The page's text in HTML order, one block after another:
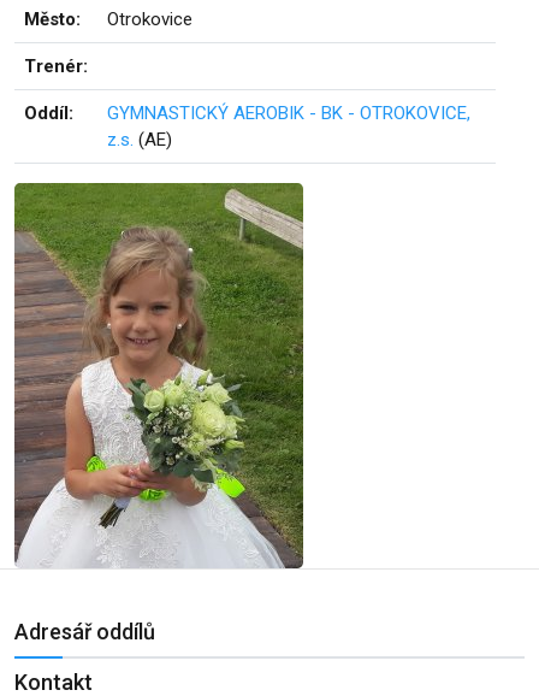
Město: Otrokovice
Trenér:
Oddíl:
GYMNASTICKÝ AEROBIK - BK - OTROKOVICE,
z.s. (AE)
Adresář oddílů
Kontakt